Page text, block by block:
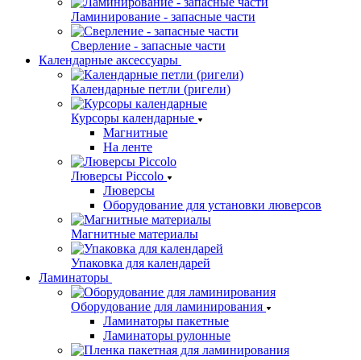
Ламинирование - запасные части
Сверление - запасные части
Календарные аксессуары
Календарные петли (ригели)
Курсоры календарные
Магнитные
На ленте
Люверсы Piccolo
Люверсы
Оборудование для установки люверсов
Магнитные материалы
Упаковка для календарей
Ламинаторы
Оборудование для ламинирования
Ламинаторы пакетные
Ламинаторы рулонные